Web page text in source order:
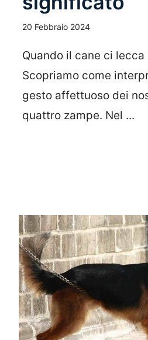
20 Febbraio 2024
Quando il cane ci lecca
Scopriamo come
gesto affettuoso dei
quattro zampe. Nel ...